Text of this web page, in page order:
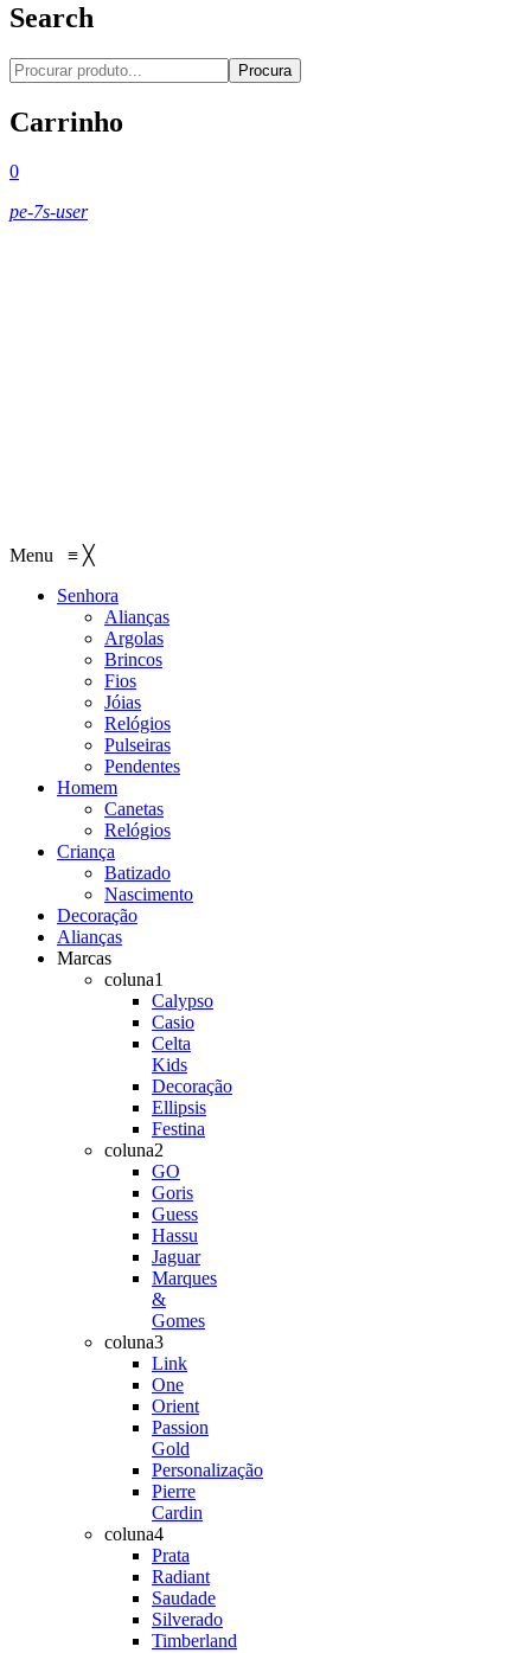
Search
Procura
Carrinho
0
pe-7s-user
Menu ≡ ╳
Senhora
Alianças
Argolas
Brincos
Fios
Jóias
Relógios
Pulseiras
Pendentes
Homem
Canetas
Relógios
Criança
Batizado
Nascimento
Decoração
Alianças
Marcas
coluna1
Calypso
Casio
Celta
Kids
Decoração
Ellipsis
Festina
coluna2
GO
Goris
Guess
Hassu
Jaguar
Marques
&
Gomes
coluna3
Link
One
Orient
Passion
Gold
Personalização
Pierre
Cardin
coluna4
Prata
Radiant
Saudade
Silverado
Timberland